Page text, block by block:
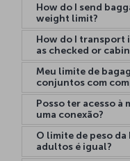
How do I send
weight limit?
How do I transport
as checked or
Meu limite de
conjuntos com
Posso ter acesso à
uma conexão?
O limite de peso da
adultos é igual?